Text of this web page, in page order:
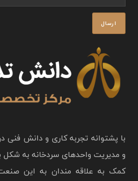
با پشتوانه تجربه کاری و دانش
و مدیریت واحدهای سردخانه به
کمک به علاقه مندان به این